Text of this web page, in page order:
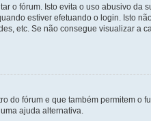
o fórum. Isto evita o uso abusivo da
estiver efetuando o login. Isto
etc. Se não consegue visualizar a
do fórum e que também permitem o
ajuda alternativa.